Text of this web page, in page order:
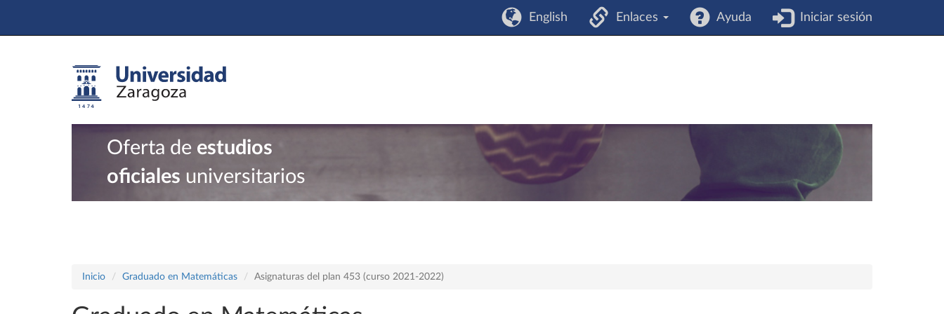
English Enlaces Ayuda Iniciar sesión
Oferta de estudios
oficiales universitarios
Inicio Graduado en Matemáticas Asignaturas del plan 453 (curso 2021-2022)